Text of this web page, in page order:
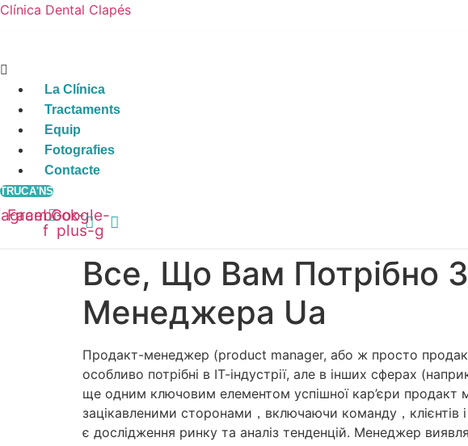
Clínica Dental Clapés
Menu
La Clínica
Tractaments
Equip
Fotografies
Contacte
TRUCA'NS
Facebook-
f
Google-
plus-g
Все, Що Вам Потрібно
Менеджера Ua
Продакт-менеджер (product manager, або ж просто
особливо потрібні в ІТ-індустрії, але в інших сферах
ще одним ключовим елементом успішної кар’єри продакт
зацікавленими сторонами，включаючи команду，
є дослідження ринку та аналіз тенденцій. Менеджер